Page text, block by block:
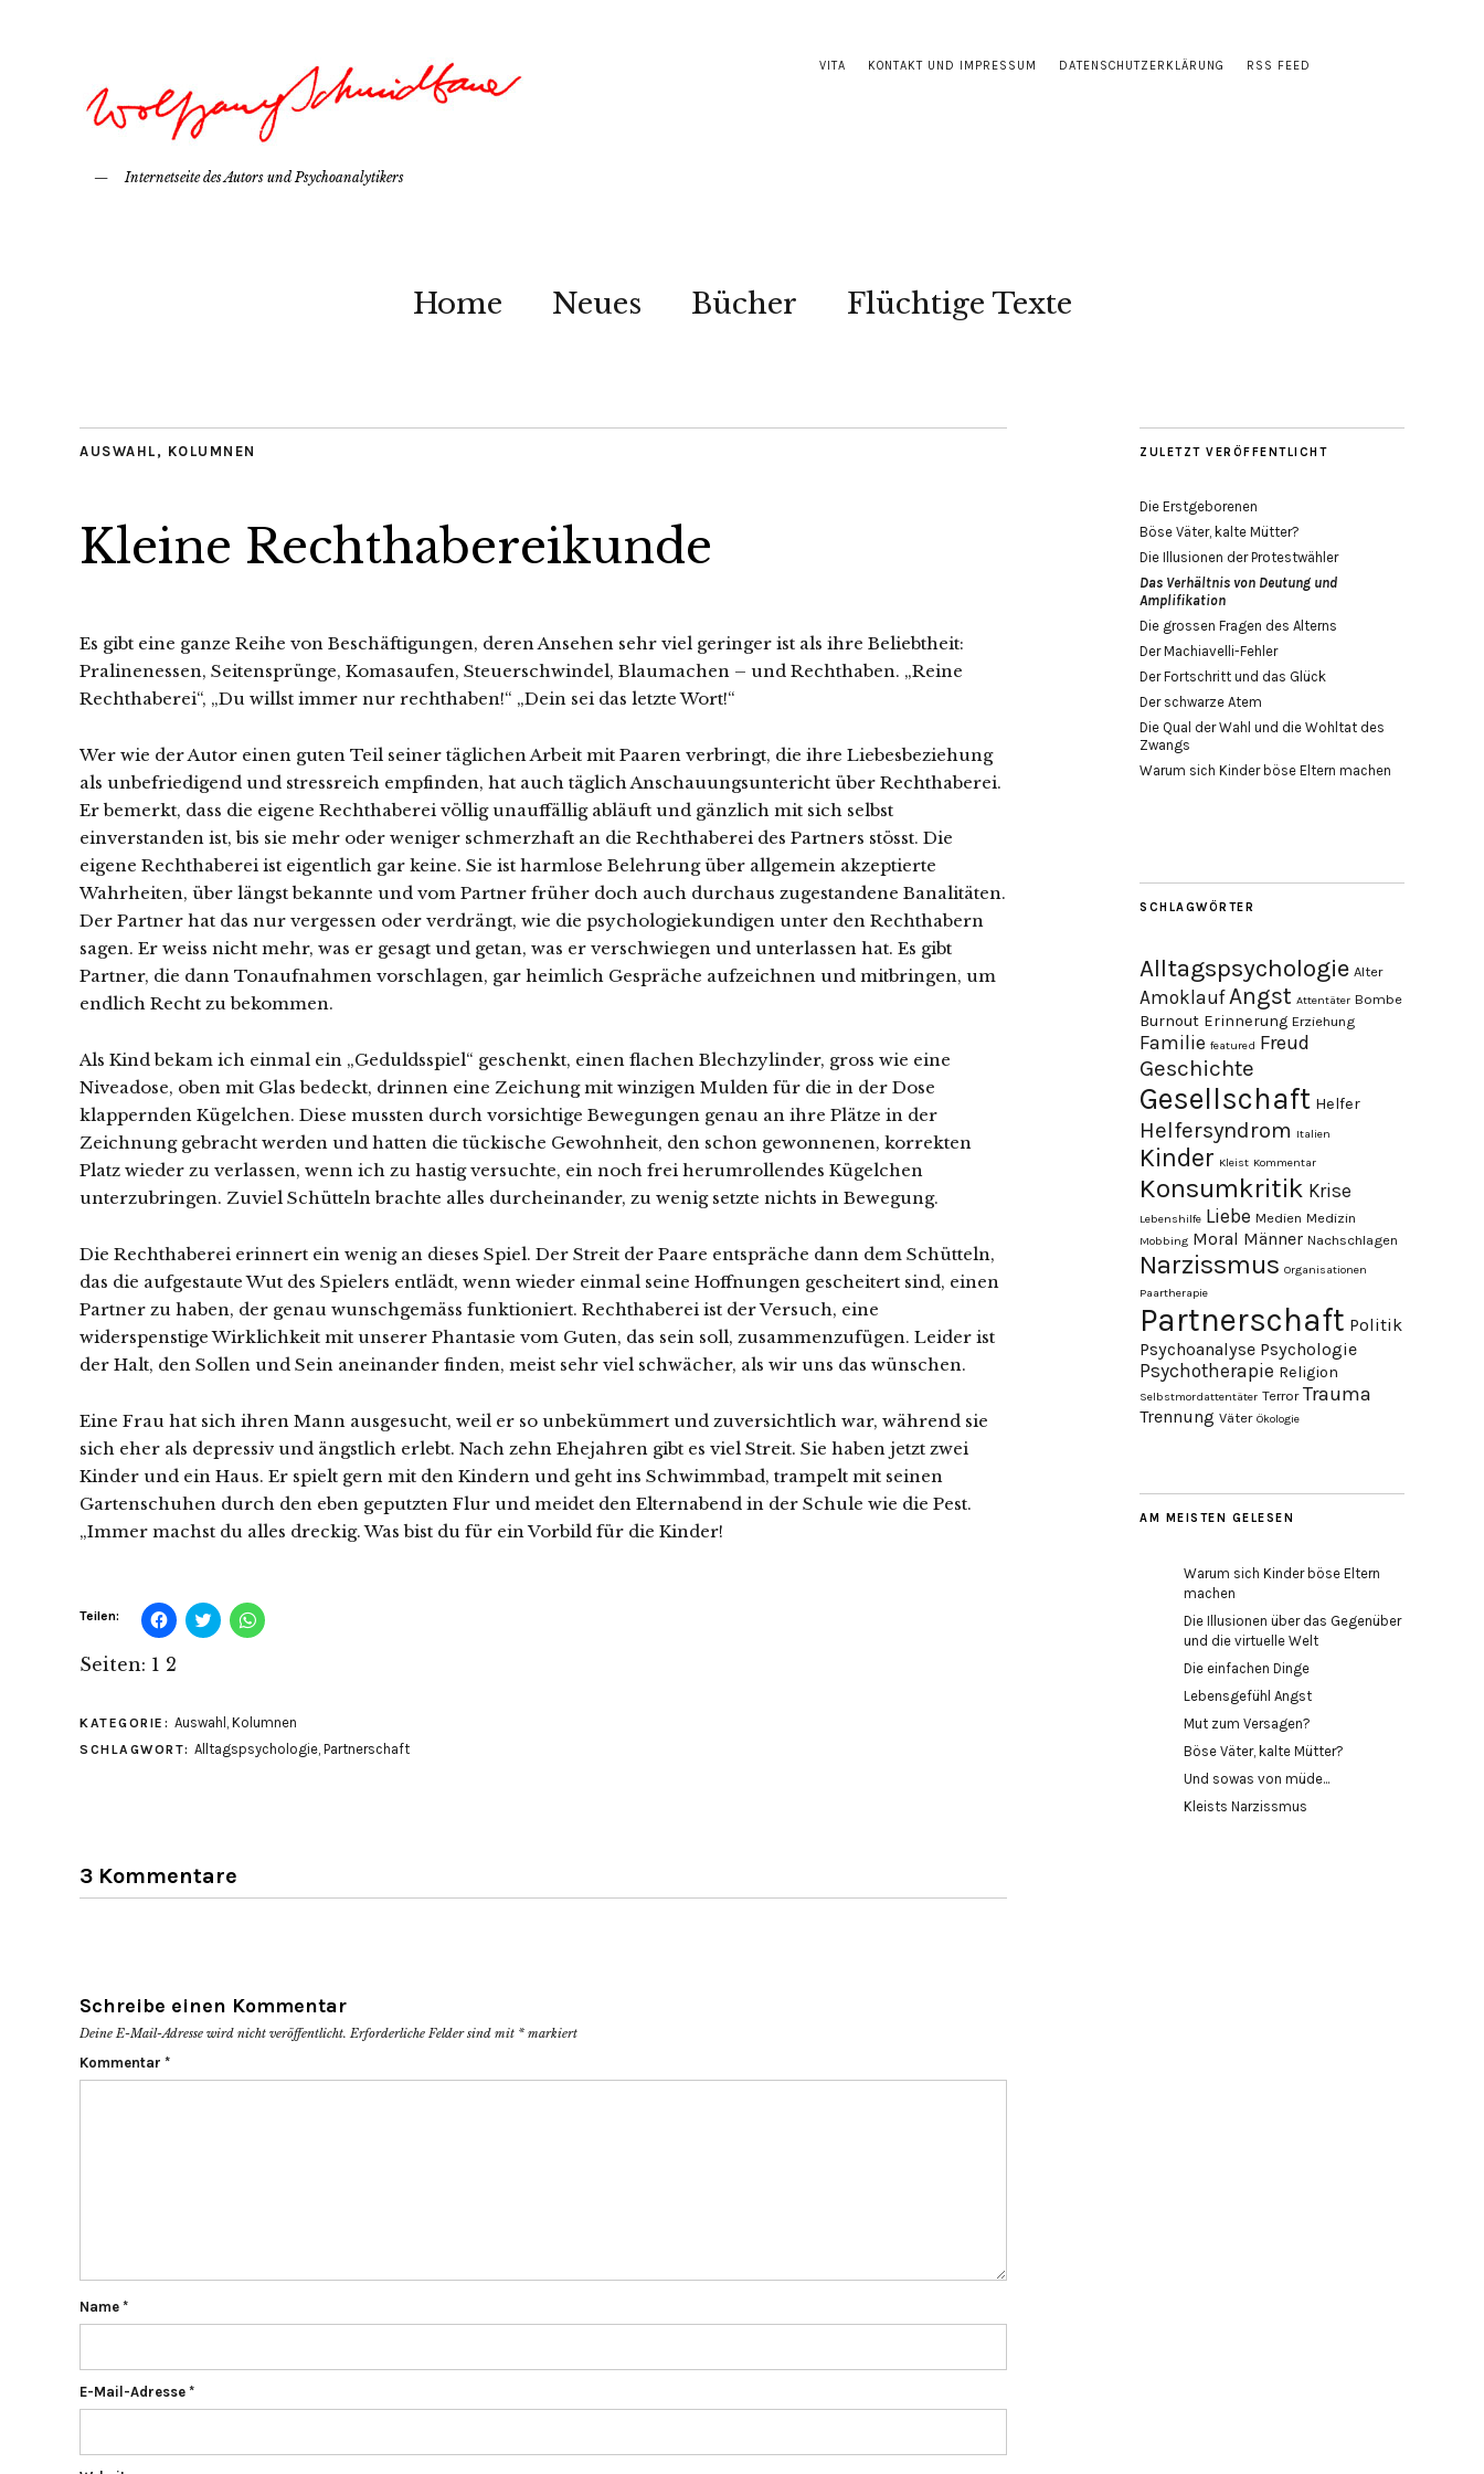
VITA KONTAKT UND IMPRESSUM DATENSCHUTZERKLÄRUNG RSS FEED
Internetseite des Autors und Psychoanalytikers
Home Neues Bücher Flüchtige Texte
AUSWAHL , KOLUMNEN
Kleine Rechthabereikunde
Es gibt eine ganze Reihe von Beschäftigungen, deren Ansehen sehr viel geringer ist als ihre Beliebtheit:
Pralinenessen, Seitensprünge, Komasaufen, Steuerschwindel, Blaumachen – und Rechthaben. „Reine
Rechthaberei“, „Du willst immer nur rechthaben!“ „Dein sei das letzte Wort!“
Wer wie der Autor einen guten Teil seiner täglichen Arbeit mit Paaren verbringt, die ihre Liebesbeziehung
als unbefriedigend und stressreich empfinden, hat auch täglich Anschauungsuntericht über Rechthaberei.
Er bemerkt, dass die eigene Rechthaberei völlig unauffällig abläuft und gänzlich mit sich selbst
einverstanden ist, bis sie mehr oder weniger schmerzhaft an die Rechthaberei des Partners stösst. Die
eigene Rechthaberei ist eigentlich gar keine. Sie ist harmlose Belehrung über allgemein akzeptierte
Wahrheiten, über längst bekannte und vom Partner früher doch auch durchaus zugestandene Banalitäten.
Der Partner hat das nur vergessen oder verdrängt, wie die psychologiekundigen unter den Rechthabern
sagen. Er weiss nicht mehr, was er gesagt und getan, was er verschwiegen und unterlassen hat. Es gibt
Partner, die dann Tonaufnahmen vorschlagen, gar heimlich Gespräche aufzeichnen und mitbringen, um
endlich Recht zu bekommen.
Als Kind bekam ich einmal ein „Geduldsspiel“ geschenkt, einen flachen Blechzylinder, gross wie eine
Niveadose, oben mit Glas bedeckt, drinnen eine Zeichung mit winzigen Mulden für die in der Dose
klappernden Kügelchen. Diese mussten durch vorsichtige Bewegungen genau an ihre Plätze in der
Zeichnung gebracht werden und hatten die tückische Gewohnheit, den schon gewonnenen, korrekten
Platz wieder zu verlassen, wenn ich zu hastig versuchte, ein noch frei herumrollendes Kügelchen
unterzubringen. Zuviel Schütteln brachte alles durcheinander, zu wenig setzte nichts in Bewegung.
Die Rechthaberei erinnert ein wenig an dieses Spiel. Der Streit der Paare entspräche dann dem Schütteln,
das die aufgestaute Wut des Spielers entlädt, wenn wieder einmal seine Hoffnungen gescheitert sind, einen
Partner zu haben, der genau wunschgemäss funktioniert. Rechthaberei ist der Versuch, eine
widerspenstige Wirklichkeit mit unserer Phantasie vom Guten, das sein soll, zusammenzufügen. Leider ist
der Halt, den Sollen und Sein aneinander finden, meist sehr viel schwächer, als wir uns das wünschen.
Eine Frau hat sich ihren Mann ausgesucht, weil er so unbekümmert und zuversichtlich war, während sie
sich eher als depressiv und ängstlich erlebt. Nach zehn Ehejahren gibt es viel Streit. Sie haben jetzt zwei
Kinder und ein Haus. Er spielt gern mit den Kindern und geht ins Schwimmbad, trampelt mit seinen
Gartenschuhen durch den eben geputzten Flur und meidet den Elternabend in der Schule wie die Pest.
„Immer machst du alles dreckig. Was bist du für ein Vorbild für die Kinder!
Teilen: Klick,
um
Facebook
zu
in
neuem
Fenster
geöffnet)
Klick,
um
in
neuem
Fenster
geöffnet)
Klicken,
um
in
neuem
Fenster
geöffnet)
Seiten: 1 2
KATEGORIE: Auswahl , Kolumnen
SCHLAGWORT: Alltagspsychologie, Partnerschaft
3 Kommentare
Schreibe einen Kommentar
Deine E-Mail-Adresse wird nicht veröffentlicht. Erforderliche Felder sind mit * markiert
Kommentar *
Name *
E-Mail-Adresse *
ZULETZT VERÖFFENTLICHT
Die Erstgeborenen
Böse Väter, kalte Mütter?
Die Illusionen der Protestwähler
Das Verhältnis von Deutung und
Amplifikation
Die grossen Fragen des Alterns
Der Machiavelli-Fehler
Der Fortschritt und das Glück
Der schwarze Atem
Die Qual der Wahl und die Wohltat des
Zwangs
Warum sich Kinder böse Eltern machen
SCHLAGWÖRTER
Alltagspsychologie Alter
Amoklauf Angst Attentäter Bombe
Burnout Erinnerung Erziehung
Familie featured Freud
Geschichte
Gesellschaft Helfer
Helfersyndrom Italien
Kinder Kleist Kommentar
Konsumkritik Krise
Lebenshilfe Liebe Medien Medizin
Mobbing Moral Männer Nachschlagen
Narzissmus Organisationen
Paartherapie
Partnerschaft Politik
Psychoanalyse Psychologie
Psychotherapie Religion
Selbstmordattentäter Terror Trauma
Trennung Väter Ökologie
AM MEISTEN GELESEN
Warum sich Kinder böse Eltern
machen
Die Illusionen über das Gegenüber
und die virtuelle Welt
Die einfachen Dinge
Lebensgefühl Angst
Mut zum Versagen?
Böse Väter, kalte Mütter?
Und sowas von müde...
Kleists Narzissmus